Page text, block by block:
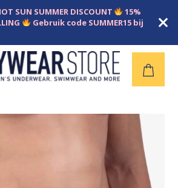
SUN SUMMER DISCOUNT
15%
Gebruik code SUMMER15 bij